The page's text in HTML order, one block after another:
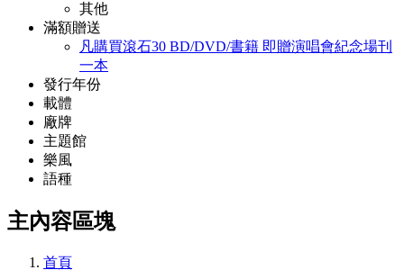
其他
滿額贈送
凡購買滾石30 BD/DVD/書籍 即贈演唱會紀念場刊
一本
發行年份
載體
廠牌
主題館
樂風
語種
主內容區塊
首頁